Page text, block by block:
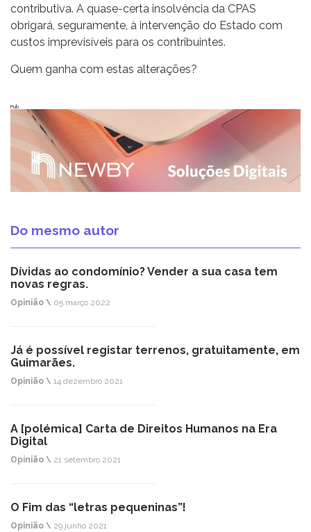
contributiva. A quase-certa insolvência da CPAS
obrigará, seguramente, à intervenção do Estado com
custos imprevisíveis para os contribuintes.
Quem ganha com estas alterações?
Pub
Do mesmo autor
Dívidas ao condomínio? Vender a sua casa tem
novas regras.
Opinião \ 05 março 2022
Já é possível registar terrenos, gratuitamente, em
Guimarães.
Opinião \ 14 dezembro 2021
A [polémica] Carta de Direitos Humanos na Era
Digital
Opinião \ 21 setembro 2021
O Fim das “letras pequeninas”!
Opinião \ 29 junho 2021